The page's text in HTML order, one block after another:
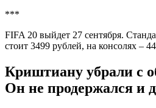
***
FIFA 20 выйдет 27 сентября.
стоит 3499 рублей, на консолях –
Криштиану убрали с
Он не продержался и